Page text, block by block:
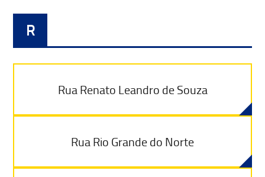
R
Rua Renato Leandro de Souza
Rua Rio Grande do Norte